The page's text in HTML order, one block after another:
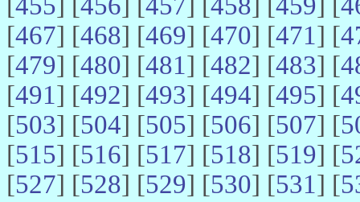
[467] [468] [469] [470] [471] [
[479] [480] [481] [482] [483] [
[491] [492] [493] [494] [495] [
[503] [504] [505] [506] [507] [
[515] [516] [517] [518] [519] [
[527] [528] [529] [530] [531] [